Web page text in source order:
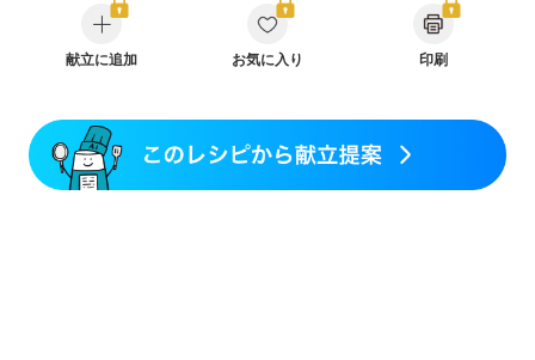
糖尿病性腎症（第２期）
糖尿病性腎症（第３期）
CKD（ステージ１）
CKD（ステージ２）
CKD（ステージ３a）
乳がん（抗がん剤治療中）
産後（ミルク）
乾癬
フレイル（年齢に合わせた体作り）
貧血対策
ニキビ・肌荒れ
献立に追加 お気に入り 印刷